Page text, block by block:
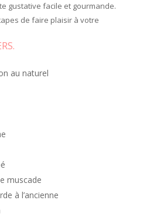
gustative facile et gourmande.
de faire plaisir à votre
au naturel
muscade
à l’ancienne